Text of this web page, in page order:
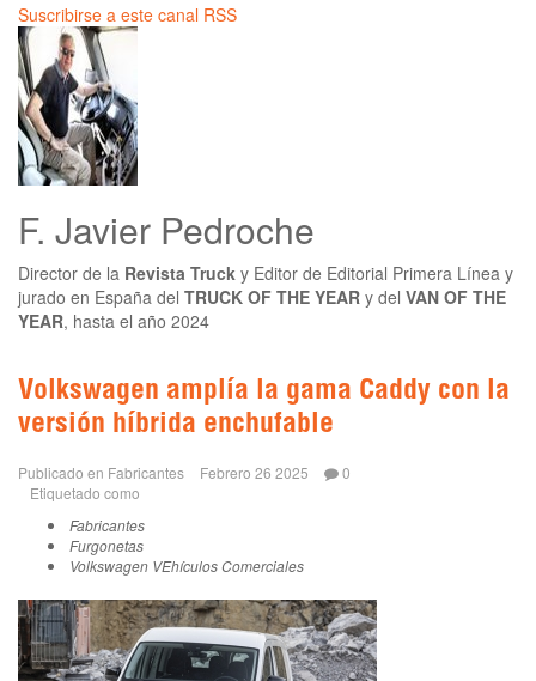
Suscribirse a este canal RSS
F. Javier Pedroche
Director de la Revista Truck y Editor de Editorial Primera Línea y
jurado en España del TRUCK OF THE YEAR y del VAN OF THE
YEAR, hasta el año 2024
Volkswagen amplía la gama Caddy con la
versión híbrida enchufable
Publicado en Fabricantes Febrero 26 2025
0
Etiquetado como
Fabricantes
Furgonetas
Volkswagen VEhículos Comerciales